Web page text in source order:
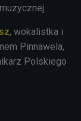
, wokalistka i
Pinnawela,
Polskiego